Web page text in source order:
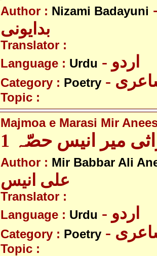
Author : Nizami Badayuni
بدایونی
Translator :
Language : Urdu - اردو
Category : Poetry
Topic :
Majmoa e Marasi Mir
میر انیس حصّہ 1
Author : Mir Babbar Ali
علی انیس
Translator :
Language : Urdu - اردو
Category : Poetry
Topic :